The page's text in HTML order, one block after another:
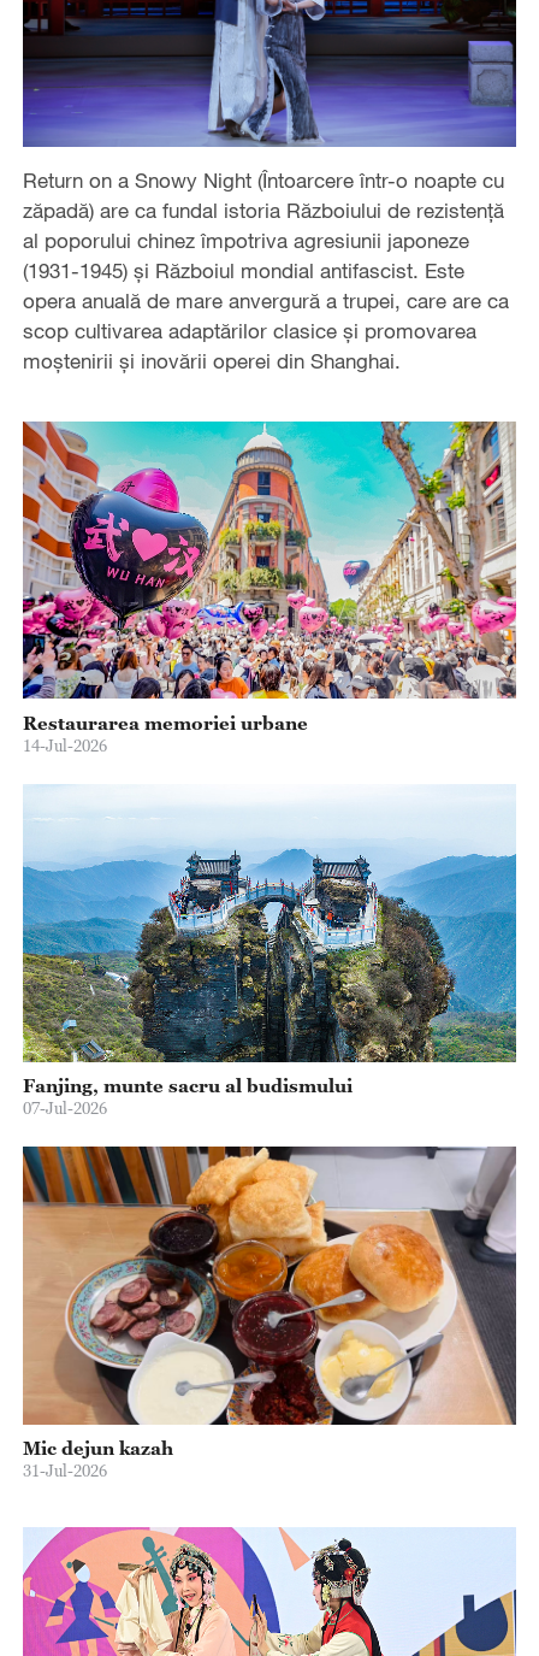
Return on a Snowy Night (Întoarcere într-o noapte cu
zăpadă) are ca fundal istoria Războiului de rezistență
al poporului chinez împotriva agresiunii japoneze
(1931-1945) și Războiul mondial antifascist. Este
opera anuală de mare anvergură a trupei, care are ca
scop cultivarea adaptărilor clasice și promovarea
moștenirii și inovării operei din Shanghai.
Restaurarea memoriei urbane
14-Jul-2026
Fanjing, munte sacru al budismului
07-Jul-2026
Mic dejun kazah
31-Jul-2026